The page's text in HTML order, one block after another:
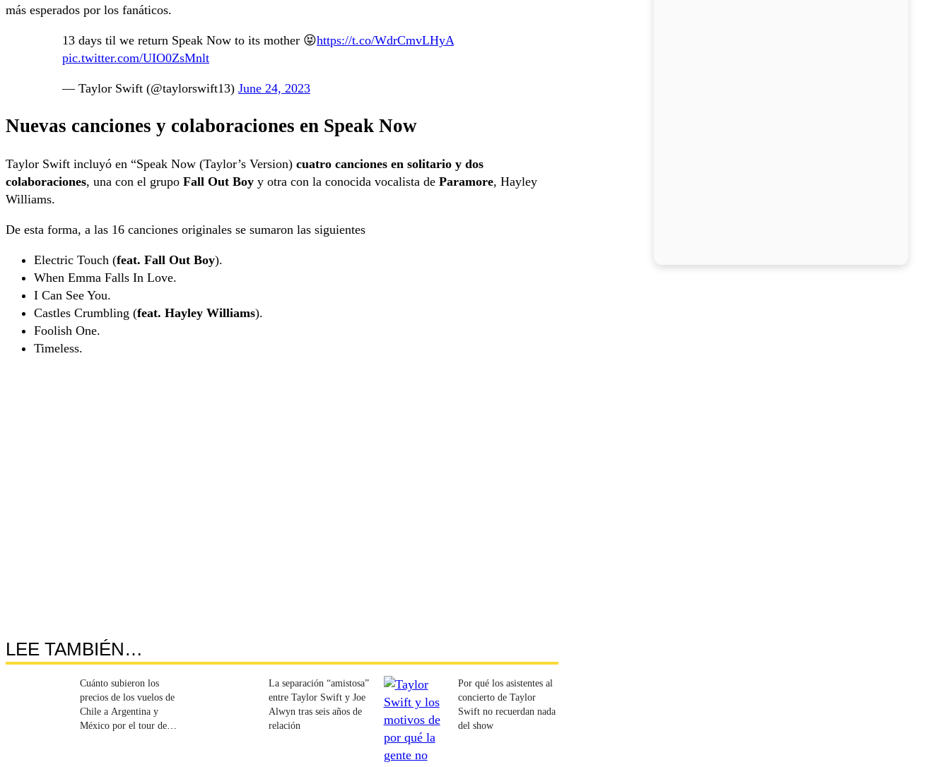
más esperados por los fanáticos.
13 days til we return Speak Now to its mother 😝https://t.co/WdrCmvLHyA
pic.twitter.com/UIO0ZsMnlt
— Taylor Swift (@taylorswift13) June 24, 2023
Nuevas canciones y colaboraciones en Speak Now
Taylor Swift incluyó en “Speak Now (Taylor’s Version) cuatro canciones en solitario y dos
colaboraciones, una con el grupo Fall Out Boy y otra con la conocida vocalista de Paramore, Hayley
Williams.
De esta forma, a las 16 canciones originales se sumaron las siguientes
Electric Touch (feat. Fall Out Boy).
When Emma Falls In Love.
I Can See You.
Castles Crumbling (feat. Hayley Williams).
Foolish One.
Timeless.
LEE TAMBIÉN…
Cuánto subieron los
precios de los vuelos de
Chile a Argentina y
México por el tour de
La separación “amistosa”
entre Taylor Swift y Joe
Alwyn tras seis años de
relación
Por qué los asistentes al
concierto de Taylor
Swift no recuerdan nada
del show